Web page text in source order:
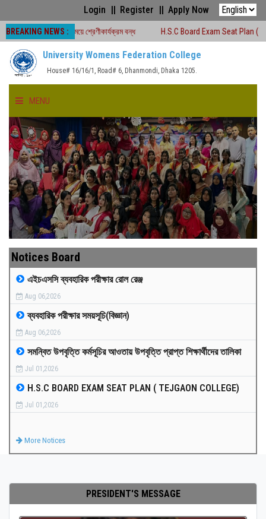
Login Register Apply Now
BREAKING NEWS :
সময়ে শ্রেণীকার্যক্রম বন্ধ H.S.C Board Exam Seat Plan ( TEJGAON
University Womens Federation College
House# 16/16/1, Road# 6, Dhanmondi, Dhaka 1205.
MENU
HOME
ABOUT US
FACULTIES
ACADEMICS
GALLERY
MEDIA
PAYMENT
CO-CURRICULUM
RESULTS
Notices Board
এইচএসসি ব্যবহারিক পরীক্ষার রোল রেঞ্জ
Aug 06,2026
ব্যবহারিক পরীক্ষার সময়সূচি(বিজ্ঞান)
Aug 06,2026
সমন্বিত উপবৃত্তি কর্মসূচির আওতায় উপবৃত্তি প্রাপ্ত শিক্ষার্থীদের তালিকা
Jul 01,2026
H.S.C BOARD EXAM SEAT PLAN ( TEJGAON COLLEGE)
Jul 01,2026
More Notices
PRESIDENT'S MESSAGE